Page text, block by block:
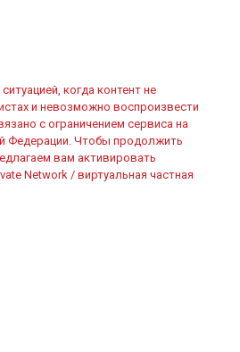
когда контент не
и невозможно воспроизвести
с ограничением сервиса на
Федерации. Чтобы продолжить
вам активировать
Network / виртуальная частная